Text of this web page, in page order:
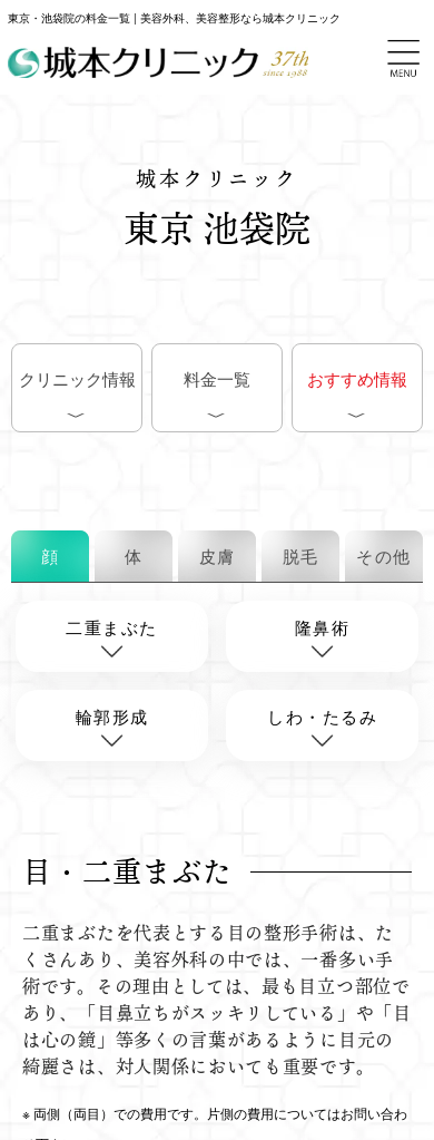
東京・池袋院の料金一覧 | 美容外科、美容整形なら城本クリニック
城本クリニック
東京 池袋院
クリニック情報 料金一覧 おすすめ情報
顔 体 皮膚 脱毛 その他
二重まぶた 隆鼻術
輪郭形成 しわ・たるみ
目・二重まぶた
二重まぶたを代表とする目の整形手術は、た
くさんあり、美容外科の中では、一番多い手
術です。その理由としては、最も目立つ部位で
あり、「目鼻立ちがスッキリしている」や「目
は心の鏡」等多くの言葉があるように目元の
綺麗さは、対人関係においても重要です。
両側（両目）での費用です。片側の費用についてはお問い合わ